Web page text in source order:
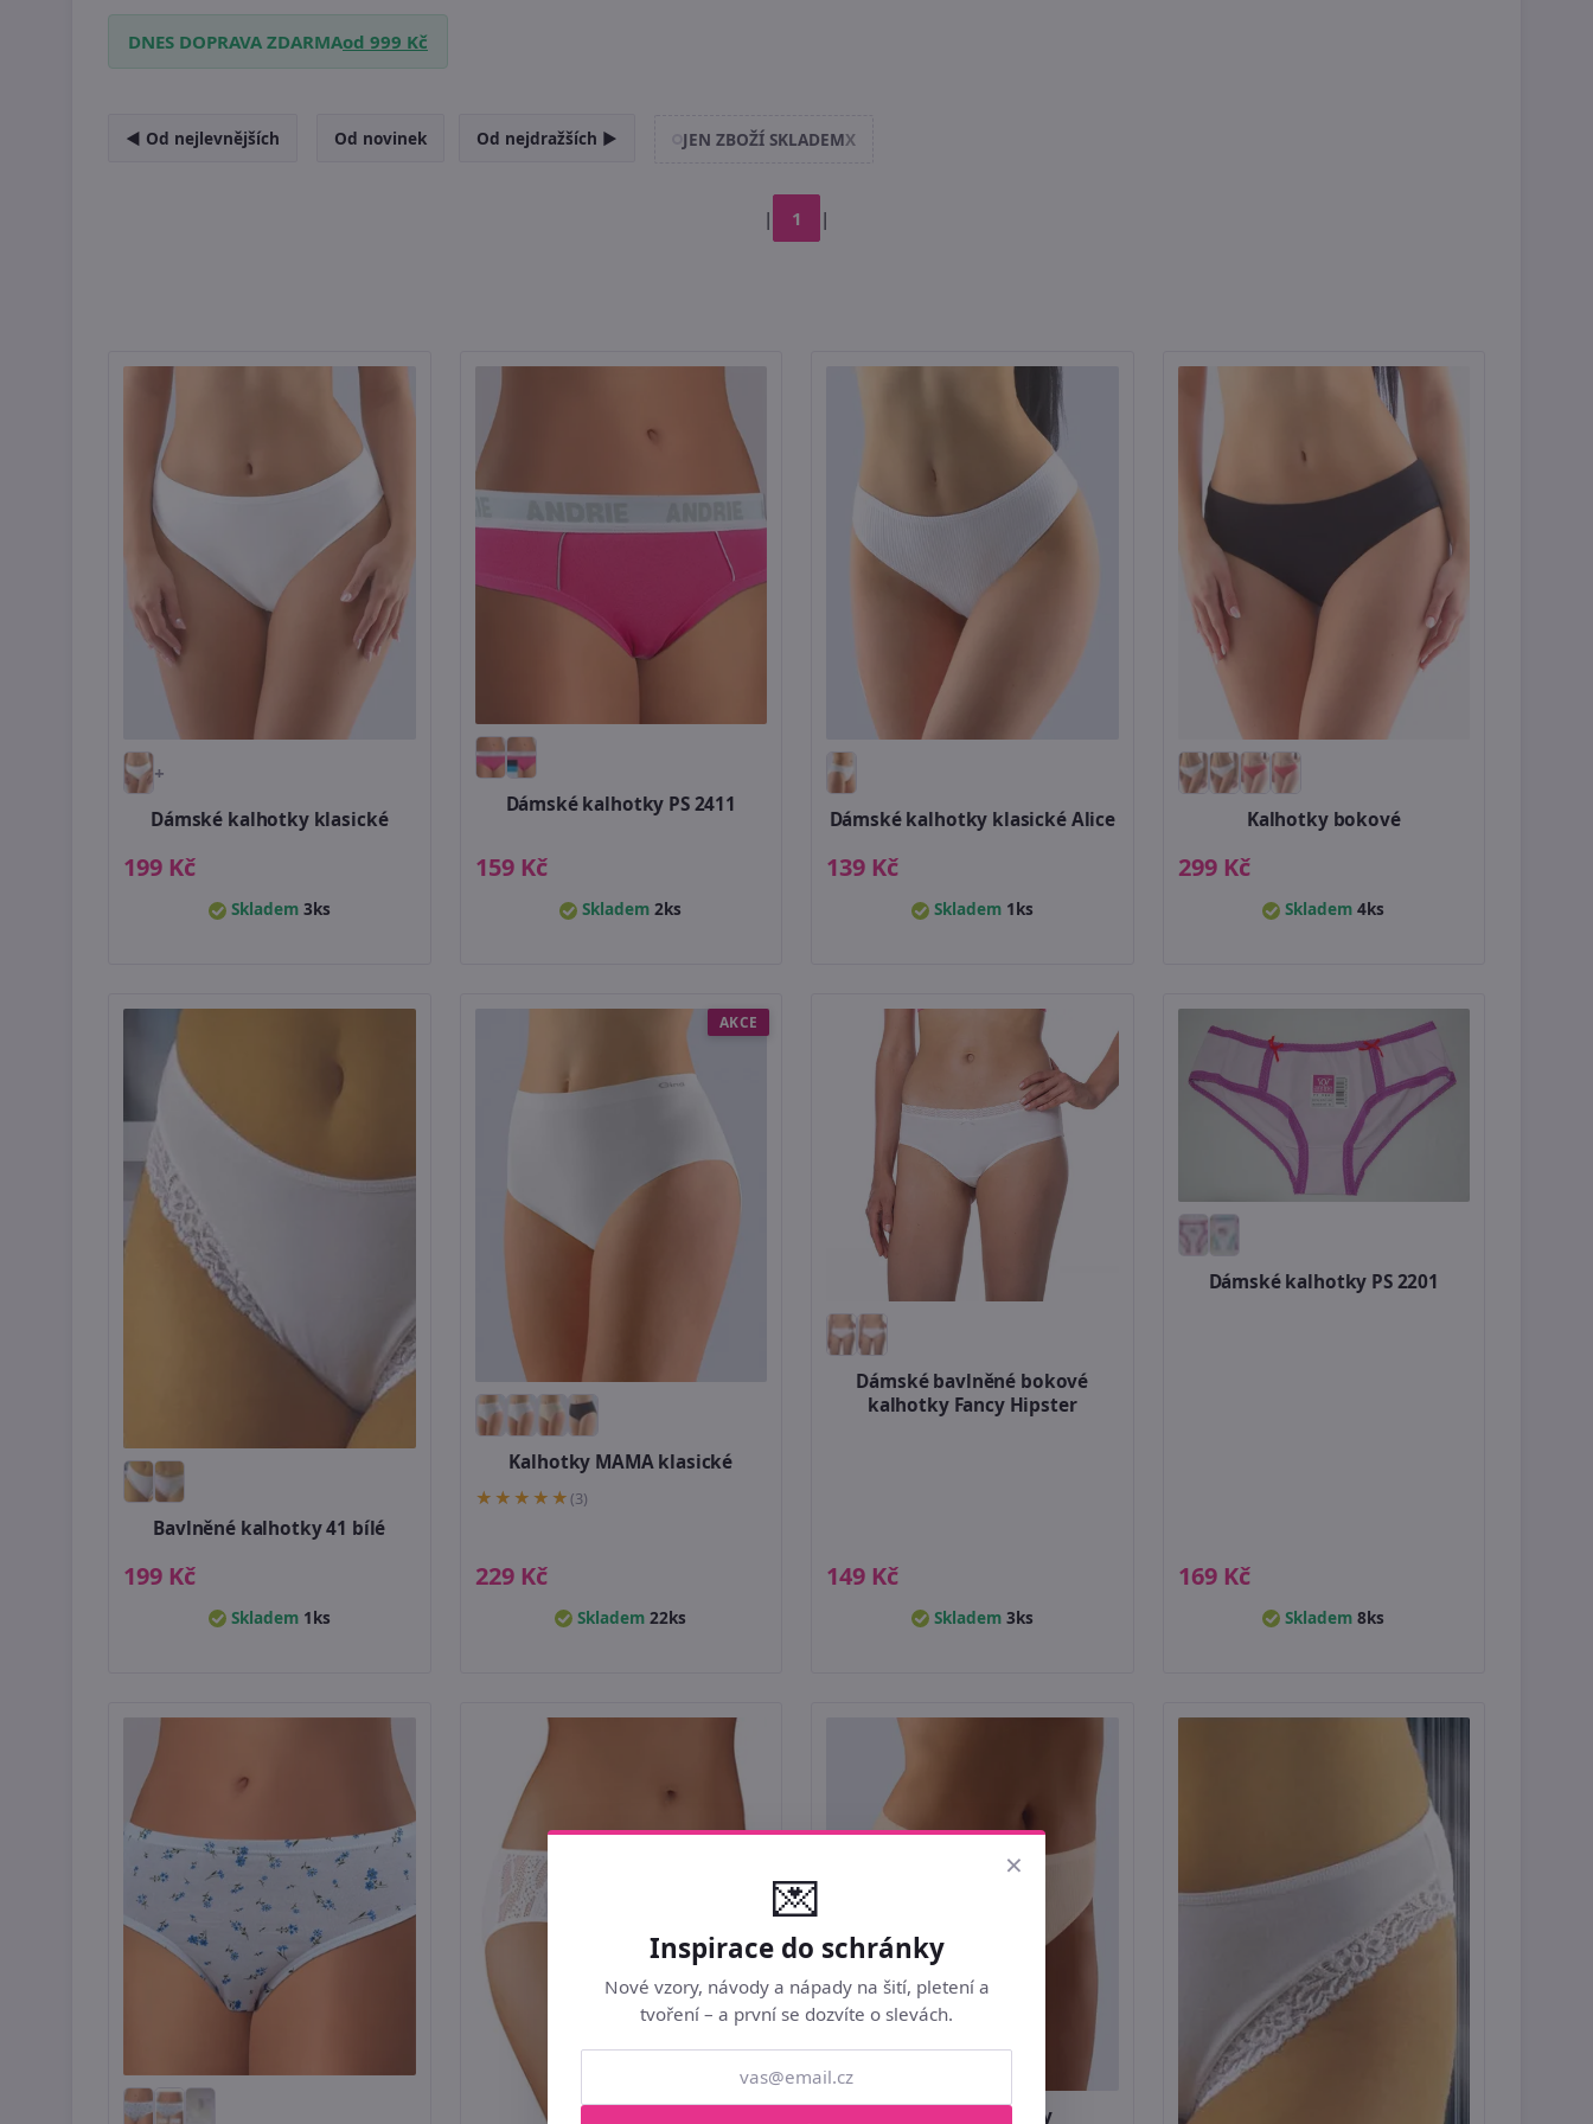
DNES DOPRAVA ZDARMAod 999 Kč
◄ Od nejlevnějších Od novinek Od nejdražších ► JEN ZBOŽÍ SKLADEMX
| 1 |
+
Dámské kalhotky klasické
199 Kč
Skladem 3ks
Dámské kalhotky PS 2411
159 Kč
Skladem2ks
Dámské kalhotky klasické Alice
139 Kč
Skladem 1ks
Kalhotky bokové
299 Kč
Skladem4ks
Bavlněné kalhotky 41 bílé
199 Kč
Skladem 1ks
AKCE
Kalhotky MAMA klasické
(3)
229 Kč
Skladem22ks
Dámské bavlněné bokové
kalhotky Fancy Hipster
149 Kč
Skladem 3ks
Dámské kalhotky PS 2201
169 Kč
Skladem8ks
Klasické kalhotky
×
💌
Inspirace do schránky
Nové vzory, návody a nápady na šití, pletení a
tvoření – a první se dozvíte o slevách.